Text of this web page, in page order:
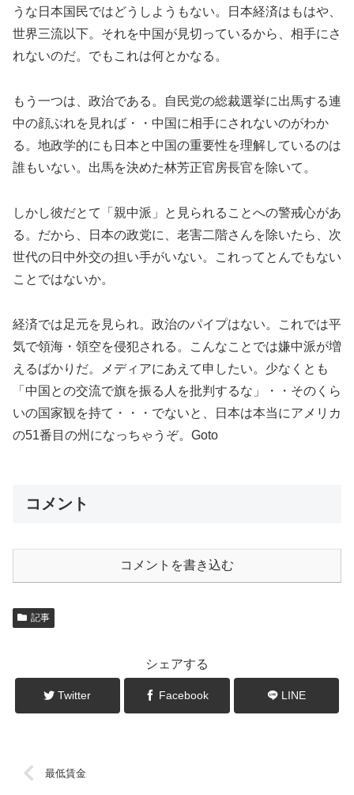
うな日本国民ではどうしようもない。日本経済はもはや、
世界三流以下。それを中国が見切っているから、相手にさ
れないのだ。でもこれは何とかなる。
もう一つは、政治である。自民党の総裁選挙に出馬する連
中の顔ぶれを見れば・・中国に相手にされないのがわか
る。地政学的にも日本と中国の重要性を理解しているのは
誰もいない。出馬を決めた林芳正官房長官を除いて。
しかし彼だとて「親中派」と見られることへの警戒心があ
る。だから、日本の政党に、老害二階さんを除いたら、次
世代の日中外交の担い手がいない。これってとんでもない
ことではないか。
経済では足元を見られ。政治のパイプはない。これでは平
気で領海・領空を侵犯される。こんなことでは嫌中派が増
えるばかりだ。メディアにあえて申したい。少なくとも
「中国との交流で旗を振る人を批判するな」・・そのくら
いの国家観を持て・・・でないと、日本は本当にアメリカ
の51番目の州になっちゃうぞ。Goto
コメント
コメントを書き込む
記事
シェアする
Twitter Facebook LINE
最低賃金